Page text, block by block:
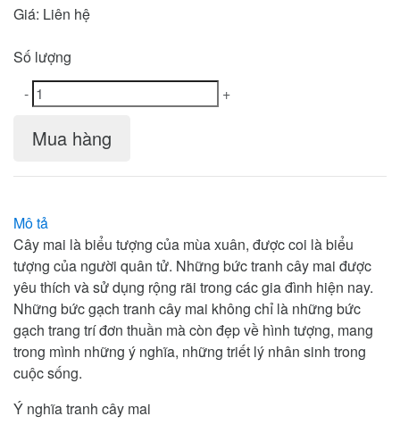
Giá: Liên hệ
Số lượng
-
+
Mua hàng
Mô tả
Cây mai là biểu tượng của mùa xuân, được coi là biểu
tượng của người quân tử. Những bức tranh cây mai được
yêu thích và sử dụng rộng rãi trong các gia đình hiện nay.
Những bức gạch tranh cây mai không chỉ là những bức
gạch trang trí đơn thuần mà còn đẹp về hình tượng, mang
trong mình những ý nghĩa, những triết lý nhân sinh trong
cuộc sống.
Ý nghĩa tranh cây mai